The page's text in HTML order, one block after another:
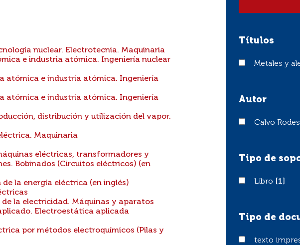
nuclear. Electrotecnia. Maquinaria
e industria atómica. Ingeniería nuclear
atómica e industria atómica. Ingeniería
atómica e industria atómica. Ingeniería
distribución y utilización del vapor.
Maquinaria
eléctricas, transformadores y
Bobinados (Circuitos eléctricos) (en
la energía eléctrica (en inglés)
la electricidad. Máquinas y aparatos
Electroestática aplicada
por métodos electroquímicos (Pilas y
Títulos
Metales y
Metales y
Autor
Calvo Rodes,
Calvo
Tipo de
LibroLibro [1]
Tipo de
texto impreso
texto